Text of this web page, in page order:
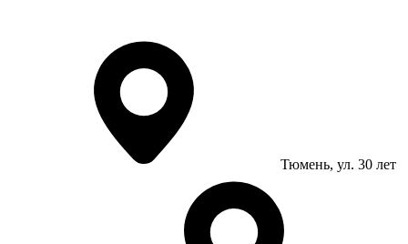
Тюмень, ул. 30 лет